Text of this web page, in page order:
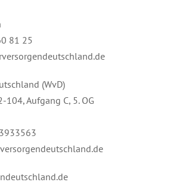
81 25
(WvD)
Aufgang C, 5. OG